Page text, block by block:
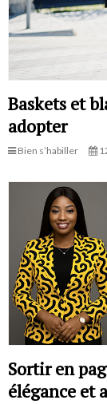
Baskets et
adopter
Bien s’habiller
Sortir en
élégance et